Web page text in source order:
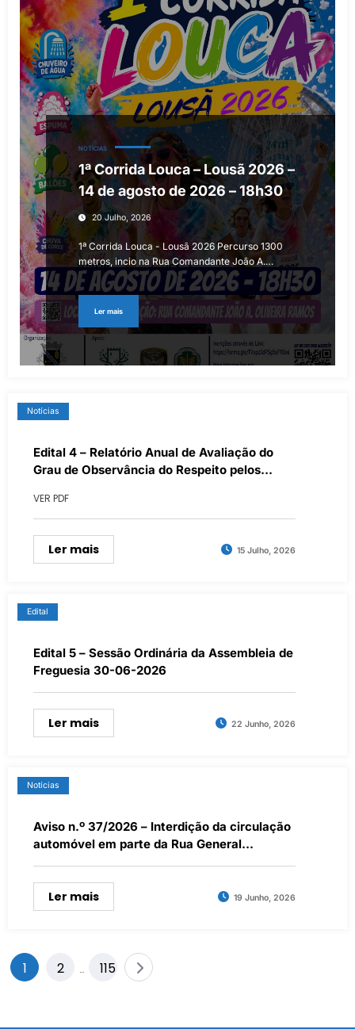
NOTÍCIAS
1ª Corrida Louca – Lousã 2026 –
14 de agosto de 2026 – 18h30
20 Julho, 2026
1ª Corrida Louca - Lousã 2026 Percurso 1300
metros, incio na Rua Comandante João A.…
Ler mais
Notícias
Edital 4 – Relatório Anual de Avaliação do
Grau de Observância do Respeito pelos
Oposição
VER PDF
Ler mais 15 Julho, 2026
Edital
Edital 5 – Sessão Ordinária da Assembleia de
Freguesia 30-06-2026
Ler mais 22 Junho, 2026
Notícias
Aviso n.º 37/2026 – Interdição da circulação
automóvel em parte da Rua General
entre as 21h30m do dia 18/06/2026 e a
01h00m do dia 19/06/2026
Ler mais 19 Junho, 2026
Paginação
1 2 … 115